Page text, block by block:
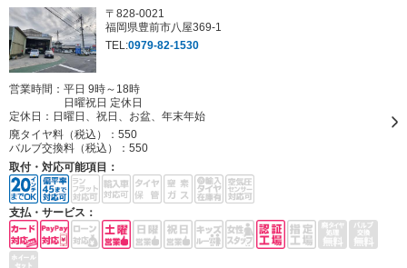
〒828-0021
福岡県豊前市八屋369-1
TEL:0979-82-1530
営業時間：平日 9時～18時
日曜祝日 定休日
定休日： 日曜日、祝日、お盆、年末年始
廃タイヤ料（税込）： 550
バルブ交換料（税込）： 550
取付・対応可能項目：
支払・サービス：